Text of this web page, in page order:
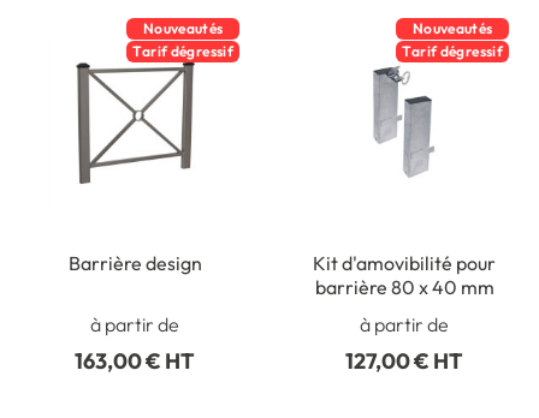
Nouveautés
Tarif dégressif
Barrière design
à partir de
163,00 € HT
Nouveautés
Tarif dégressif
Kit d'amovibilité pour
barrière 80 x 40 mm
à partir de
127,00 € HT